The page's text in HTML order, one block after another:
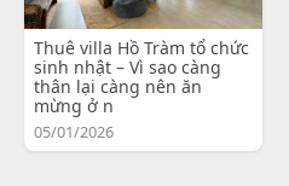
Thuê villa Hồ Tràm tổ chức
sinh nhật – Vì sao càng
thân lại càng nên ăn
mừng ở n
05/01/2026